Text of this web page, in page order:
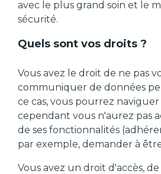
avec le plus grand soin et le
sécurité.
Quels sont vos droits ?
Vous avez le droit de ne pas
communiquer de données
ce cas, vous pourrez naviguer
cependant vous n'aurez pas
de ses fonctionnalités
par exemple, demander à
Vous avez un droit d'accès,